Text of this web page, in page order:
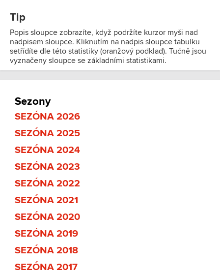
Tip
Popis sloupce zobrazíte, když podržíte kurzor myši nad
nadpisem sloupce. Kliknutím na nadpis sloupce tabulku
setřídíte dle této statistiky (oranžový podklad). Tučně jsou
vyznačeny sloupce se základními statistikami.
Sezony
SEZÓNA 2026
SEZÓNA 2025
SEZÓNA 2024
SEZÓNA 2023
SEZÓNA 2022
SEZÓNA 2021
SEZÓNA 2020
SEZÓNA 2019
SEZÓNA 2018
SEZÓNA 2017